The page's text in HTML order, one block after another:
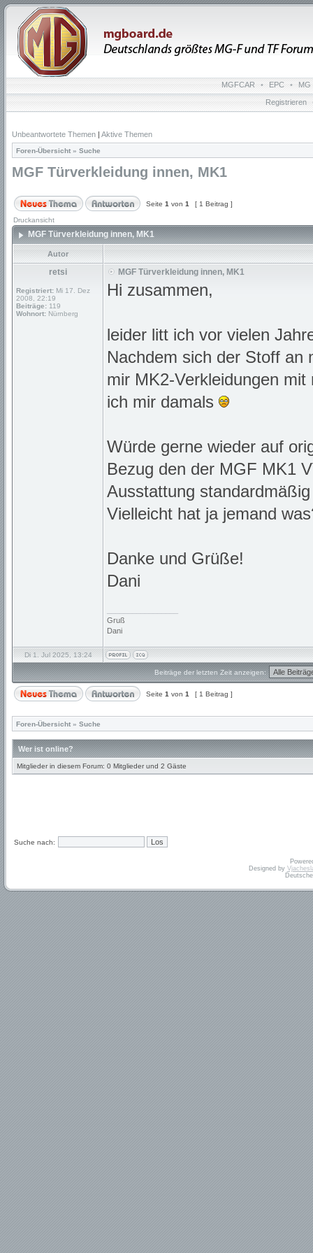
MGFCAR • EPC • MG
Registrieren
Unbeantwortete Themen | Aktive Themen
Foren-Übersicht » Suche
MGF Türverkleidung innen, MK1
Seite 1 von 1 [ 1 Beitrag ]
Druckansicht
MGF Türverkleidung innen, MK1
Autor
retsi
Registriert: Mi 17. Dez
2008, 22:19
Beiträge: 119
Wohnort: Nürnberg
MGF Türverkleidung innen, MK1
Hi zusammen,
leider litt ich vor vielen
Nachdem sich der Stoff an
mir MK2-Verkleidungen
ich mir damals
Würde gerne wieder auf
Bezug den der MGF MK1
Ausstattung
Vielleicht hat ja jemand
Danke und Grüße!
Dani
Gruß
Dani
Di 1. Jul 2025, 13:24
Beiträge der letzten Zeit anzeigen:
Seite 1 von 1 [ 1 Beitrag ]
Foren-Übersicht » Suche
Wer ist online?
Mitglieder in diesem Forum: 0 Mitglieder und 2 Gäste
Suche nach:
Designed by